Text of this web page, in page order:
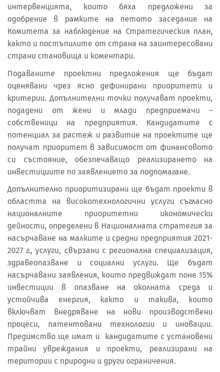
интервенцията, които бяха предложени за
одобрение в рамките на петото заседание на
Комитета за наблюдение на Стратегическия план,
както и постъпилите от страна на заинтересовани
страни становища и коментари.
Подаваните проектни предложения ще бъдат
оценявани чрез ясно дефинирани приоритети и
критерии. Допълнителни точки получават проекти,
подадени от жени и млади предприемачи –
собственици на предприятия. Кандидатите с
потенциал за растеж и развитие на проектите ще
получат приоритет в зависимост от финансовото
си състояние, обезпечаващо реализирането на
инвестициите по заявлението за подпомагане.
Допълнително приоритизирани ще бъдат проекти в
областта на високотехнологични услуги съгласно
националните приоритетни икономически
дейности, определени в Националната стратегия за
насърчаване на малките и средни предприятия 2021-
2027 г., услуги, свързани с регионална специализация,
здравеопазване и социални услуги. Ще бъдат
насърчавани заявления, които предвиждат поне 15%
инвестиции в опазване на околната среда и
устойчива енергия, както и такива, които
включват внедряване на нови производствени
процеси, патентовани технологии и иновации.
Предимство ще имат и кандидатите с установени
трайни увреждания и проекти, реализирани на
територии с природни и други ограничения.